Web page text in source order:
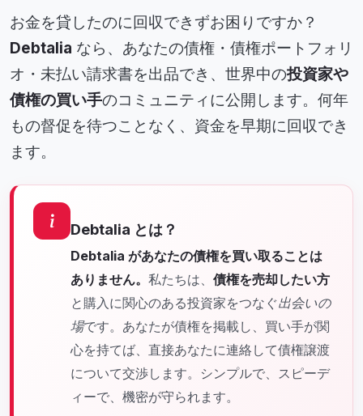
お金を貸したのに回収できずお困りですか？
Debtalia なら、あなたの債権・債権ポートフォリ
オ・未払い請求書を出品でき、世界中の投資家や
債権の買い手のコミュニティに公開します。何年
もの督促を待つことなく、資金を早期に回収でき
ます。
Debtalia とは？
Debtalia があなたの債権を買い取ることは
ありません。 私たちは、 債権を売却したい方
と購入に関心のある投資家をつなぐ出会いの
場です。あなたが債権を掲載し、買い手が関
心を持てば、直接あなたに連絡して債権譲渡
について交渉します。シンプルで、スピーデ
ィーで、機密が守られます。